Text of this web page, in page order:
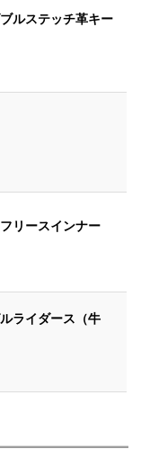
ルステッチ革キー
リースインナー
ライダース（牛